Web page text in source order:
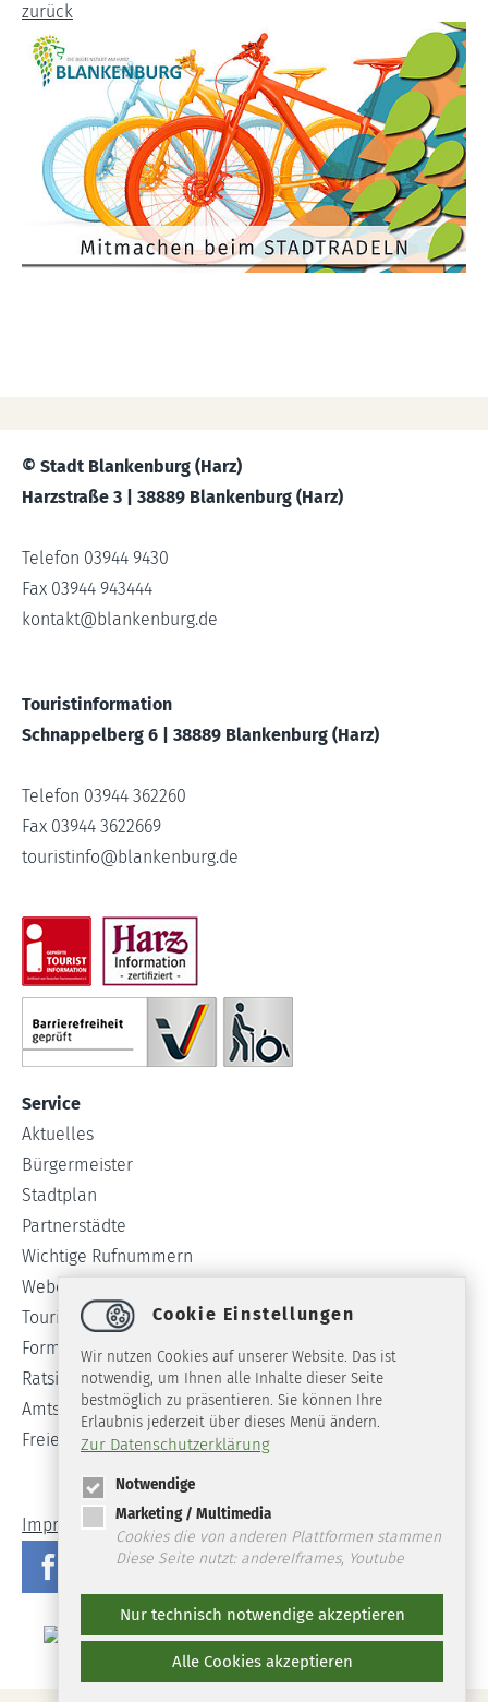
zurück
© Stadt Blankenburg (Harz)
Harzstraße 3 | 38889 Blankenburg (Harz)
Telefon 03944 9430
Fax 03944 943444
kontakt@blankenburg.de
Touristinformation
Schnappelberg 6 | 38889 Blankenburg (Harz)
Telefon 03944 362260
Fax 03944 3622669
touristinfo@blankenburg.de
Service
Aktuelles
Bürgermeister
Stadtplan
Partnerstädte
Wichtige Rufnummern
Webcam
Tourist-Info
Formulare
Ratsinformationssystem
Amtsblatt
Freie Stellen
Impressum Datenschutz Barrierefreiheit
Cookie Einstellungen
Wir nutzen Cookies auf unserer Website. Das ist
notwendig, um Ihnen alle Inhalte dieser Seite
bestmöglich zu präsentieren. Sie können Ihre
Erlaubnis jederzeit über dieses Menü ändern.
Zur Datenschutzerklärung
Notwendige
Marketing / Multimedia
Cookies die von anderen Plattformen stammen
Diese Seite nutzt: andereIframes, Youtube
Nur technisch notwendige akzeptieren
Alle Cookies akzeptieren